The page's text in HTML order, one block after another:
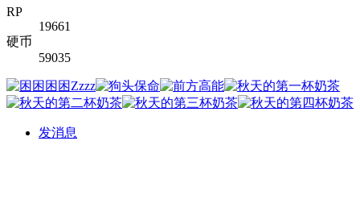
RP
19661
硬币
59035
发消息